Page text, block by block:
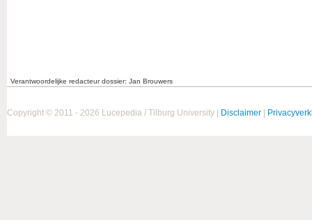
Verantwoordelijke redacteur dossier: Jan Brouwers
Copyright © 2011 - 2026 Lucepedia / Tilburg University | Disclaimer